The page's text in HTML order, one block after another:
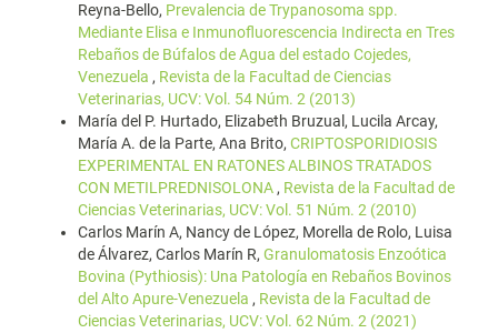
Reyna-Bello, Prevalencia de Trypanosoma spp.
Mediante Elisa e Inmunofluorescencia Indirecta en Tres
Rebaños de Búfalos de Agua del estado Cojedes,
Venezuela , Revista de la Facultad de Ciencias
Veterinarias, UCV: Vol. 54 Núm. 2 (2013)
María del P. Hurtado, Elizabeth Bruzual, Lucila Arcay,
María A. de la Parte, Ana Brito, CRIPTOSPORIDIOSIS
EXPERIMENTAL EN RATONES ALBINOS TRATADOS
CON METILPREDNISOLONA , Revista de la Facultad de
Ciencias Veterinarias, UCV: Vol. 51 Núm. 2 (2010)
Carlos Marín A, Nancy de López, Morella de Rolo, Luisa
de Álvarez, Carlos Marín R, Granulomatosis Enzoótica
Bovina (Pythiosis): Una Patología en Rebaños Bovinos
del Alto Apure-Venezuela , Revista de la Facultad de
Ciencias Veterinarias, UCV: Vol. 62 Núm. 2 (2021)